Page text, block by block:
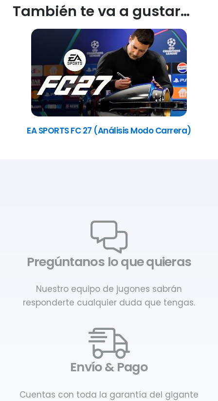
También te va a gustar…
EA SPORTS FC 27 (Análisis Modo Carrera)
Pregúntanos lo que quieras
Nuestro equipo de jugones sabrán
responderte cualquier duda que tengas.
Envío & Pago
Cuentas con toda la garantía del gigante